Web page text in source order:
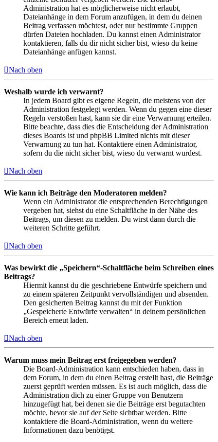
Administration hat es möglicherweise nicht erlaubt,
Dateianhänge in dem Forum anzufügen, in dem du deinen
Beitrag verfassen möchtest, oder nur bestimmte Gruppen
dürfen Dateien hochladen. Du kannst einen Administrator
kontaktieren, falls du dir nicht sicher bist, wieso du keine
Dateianhänge anfügen kannst.
Nach oben
Weshalb wurde ich verwarnt?
In jedem Board gibt es eigene Regeln, die meistens von der
Administration festgelegt werden. Wenn du gegen eine dieser
Regeln verstoßen hast, kann sie dir eine Verwarnung erteilen.
Bitte beachte, dass dies die Entscheidung der Administration
dieses Boards ist und phpBB Limited nichts mit dieser
Verwarnung zu tun hat. Kontaktiere einen Administrator,
sofern du die nicht sicher bist, wieso du verwarnt wurdest.
Nach oben
Wie kann ich Beiträge den Moderatoren melden?
Wenn ein Administrator die entsprechenden Berechtigungen
vergeben hat, siehst du eine Schaltfläche in der Nähe des
Beitrags, um diesen zu melden. Du wirst dann durch die
weiteren Schritte geführt.
Nach oben
Was bewirkt die „Speichern“-Schaltfläche beim Schreiben eines
Beitrags?
Hiermit kannst du die geschriebene Entwürfe speichern und
zu einem späteren Zeitpunkt vervollständigen und absenden.
Den gesicherten Beitrag kannst du mit der Funktion
„Gespeicherte Entwürfe verwalten“ in deinem persönlichen
Bereich erneut laden.
Nach oben
Warum muss mein Beitrag erst freigegeben werden?
Die Board-Administration kann entschieden haben, dass in
dem Forum, in dem du einen Beitrag erstellt hast, die Beiträge
zuerst geprüft werden müssen. Es ist auch möglich, dass die
Administration dich zu einer Gruppe von Benutzern
hinzugefügt hat, bei denen sie die Beiträge erst begutachten
möchte, bevor sie auf der Seite sichtbar werden. Bitte
kontaktiere die Board-Administration, wenn du weitere
Informationen dazu benötigst.